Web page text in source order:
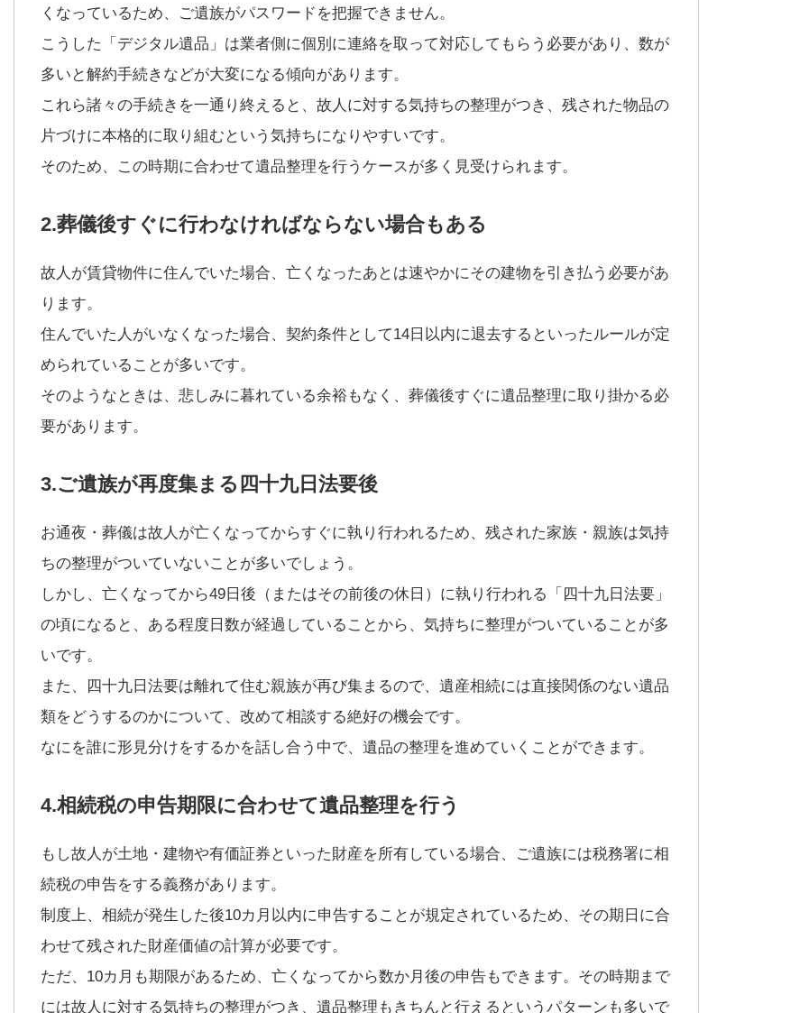
くなっているため、ご遺族がパスワードを把握できません。
こうした「デジタル遺品」は業者側に個別に連絡を取って対応してもらう必要があり、数が
多いと解約手続きなどが大変になる傾向があります。
これら諸々の手続きを一通り終えると、故人に対する気持ちの整理がつき、残された物品の
片づけに本格的に取り組むという気持ちになりやすいです。
そのため、この時期に合わせて遺品整理を行うケースが多く見受けられます。
2.葬儀後すぐに行わなければならない場合もある
故人が賃貸物件に住んでいた場合、亡くなったあとは速やかにその建物を引き払う必要があ
ります。
住んでいた人がいなくなった場合、契約条件として14日以内に退去するといったルールが定
められていることが多いです。
そのようなときは、悲しみに暮れている余裕もなく、葬儀後すぐに遺品整理に取り掛かる必
要があります。
3.ご遺族が再度集まる四十九日法要後
お通夜・葬儀は故人が亡くなってからすぐに執り行われるため、残された家族・親族は気持
ちの整理がついていないことが多いでしょう。
しかし、亡くなってから49日後（またはその前後の休日）に執り行われる「四十九日法要」
の頃になると、ある程度日数が経過していることから、気持ちに整理がついていることが多
いです。
また、四十九日法要は離れて住む親族が再び集まるので、遺産相続には直接関係のない遺品
類をどうするのかについて、改めて相談する絶好の機会です。
なにを誰に形見分けをするかを話し合う中で、遺品の整理を進めていくことができます。
4.相続税の申告期限に合わせて遺品整理を行う
もし故人が土地・建物や有価証券といった財産を所有している場合、ご遺族には税務署に相
続税の申告をする義務があります。
制度上、相続が発生した後10カ月以内に申告することが規定されているため、その期日に合
わせて残された財産価値の計算が必要です。
ただ、10カ月も期限があるため、亡くなってから数か月後の申告もできます。その時期まで
には故人に対する気持ちの整理がつき、遺品整理もきちんと行えるというパターンも多いで